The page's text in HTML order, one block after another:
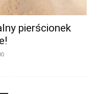
pierścionek